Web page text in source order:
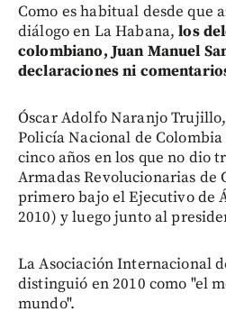
Como es habitual desde que
diálogo en La Habana,los
colombiano, Juan Manuel
declaraciones ni
Óscar Adolfo Naranjo
Policía Nacional de Colombia
cinco años en los que no dio
Armadas Revolucionarias de
primero bajo el Ejecutivo de
2010) y luego junto al
La Asociación Internacional
distinguió en 2010 como "el
mundo".